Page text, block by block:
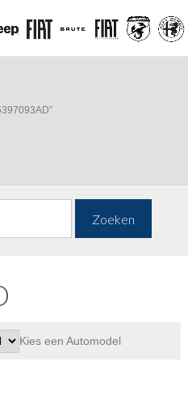
Zoeken
Kies een Automodel